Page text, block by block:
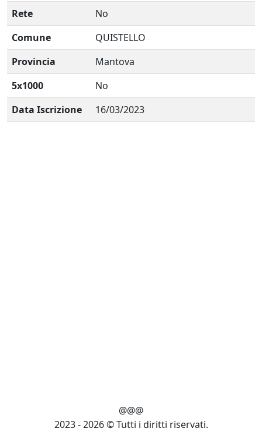
Rete
No
Comune
QUISTELLO
Provincia
Mantova
5x1000
No
Data Iscrizione
16/03/2023
@@@
2023 - 2026 © Tutti i diritti riservati.